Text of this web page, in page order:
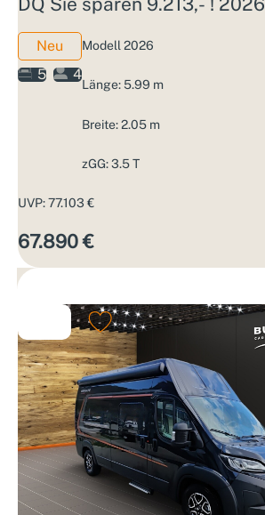
Neu
5
4
Modell 2026
Länge: 5.99 m
Breite: 2.05 m
zGG: 3.5 T
UVP: 77.103 €
67.890 €